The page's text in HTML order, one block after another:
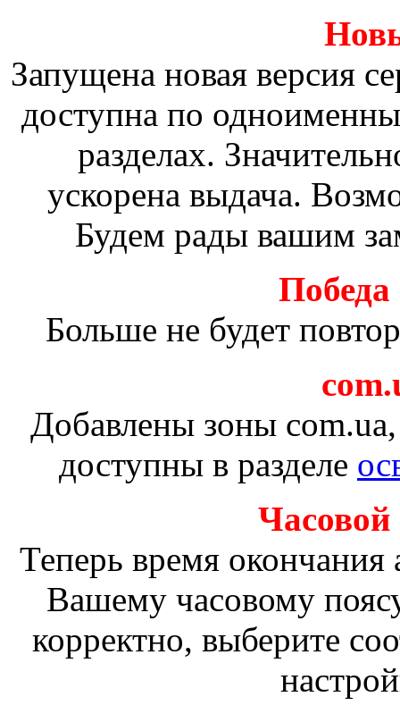
Запущена новая версия
доступна по
разделах.
ускорена выдача.
Будем рады вашим
Больше не будет
Добавлены зоны
доступны в разделе
Часовой
Теперь время окончания
Вашему часовому
корректно, выберите